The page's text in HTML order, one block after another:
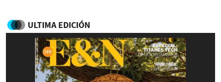
ULTIMA EDICIÓN